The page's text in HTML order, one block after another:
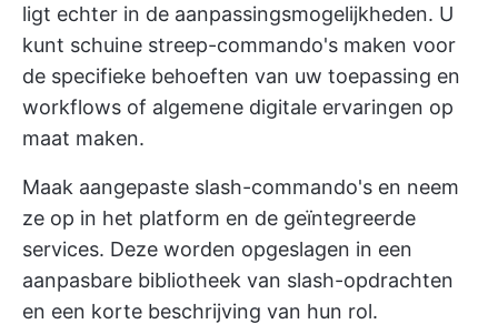
ligt echter in de aanpassingsmogelijkheden. U
kunt schuine streep-commando's maken voor
de specifieke behoeften van uw toepassing en
workflows of algemene digitale ervaringen op
maat maken.
Maak aangepaste slash-commando's en neem
ze op in het platform en de geïntegreerde
services. Deze worden opgeslagen in een
aanpasbare bibliotheek van slash-opdrachten
en een korte beschrijving van hun rol.